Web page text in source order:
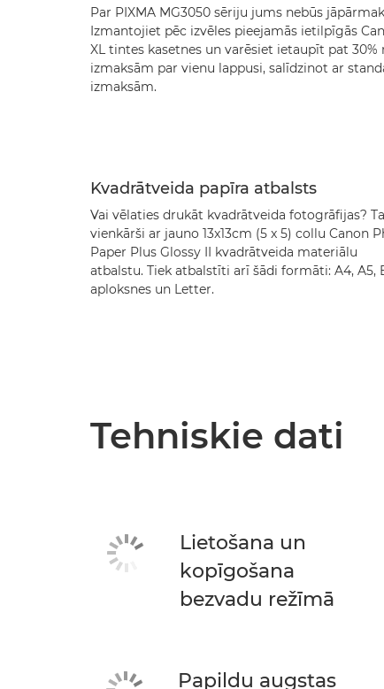
Par PIXMA MG3050 sēriju jums nebūs
Izmantojiet pēc izvēles pieejamās ietilpīgās
XL tintes kasetnes un varēsiet ietaupīt pat 30%
izmaksām par vienu lappusi, salīdzinot ar
izmaksām.
Kvadrātveida papīra atbalsts
Vai vēlaties drukāt kvadrātveida fotogrāfijas?
vienkārši ar jauno 13x13cm (5 x 5) collu Canon
Paper Plus Glossy II kvadrātveida materiālu
atbalstu. Tiek atbalstīti arī šādi formāti: A4, A5,
aploksnes un Letter.
Tehniskie dati
Lietošana un
kopīgošana
bezvadu režīmā
Papildu augstas